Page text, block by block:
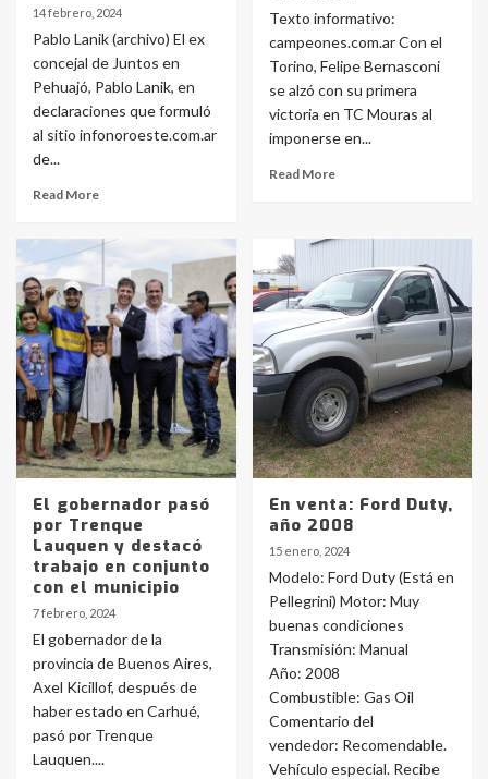
14 febrero, 2024
Pablo Lanik (archivo) El ex
concejal de Juntos en
Pehuajó, Pablo Lanik, en
declaraciones que formuló
al sitio infonoroeste.com.ar
de...
Read More
Texto informativo:
campeones.com.ar Con el
Torino, Felipe Bernasconi
se alzó con su primera
victoria en TC Mouras al
imponerse en...
Read More
El gobernador pasó
por Trenque
Lauquen y destacó
trabajo en conjunto
con el municipio
7 febrero, 2024
El gobernador de la
provincia de Buenos Aires,
Axel Kicillof, después de
haber estado en Carhué,
pasó por Trenque
Lauquen....
En venta: Ford Duty,
año 2008
15 enero, 2024
Modelo: Ford Duty (Está en
Pellegrini) Motor: Muy
buenas condiciones
Transmisión: Manual
Año: 2008
Combustible: Gas Oil
Comentario del
vendedor: Recomendable.
Vehículo especial. Recibe